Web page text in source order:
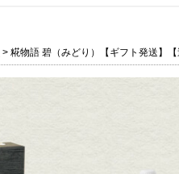
> 糀物語 碧（みどり）【ギフト発送】【